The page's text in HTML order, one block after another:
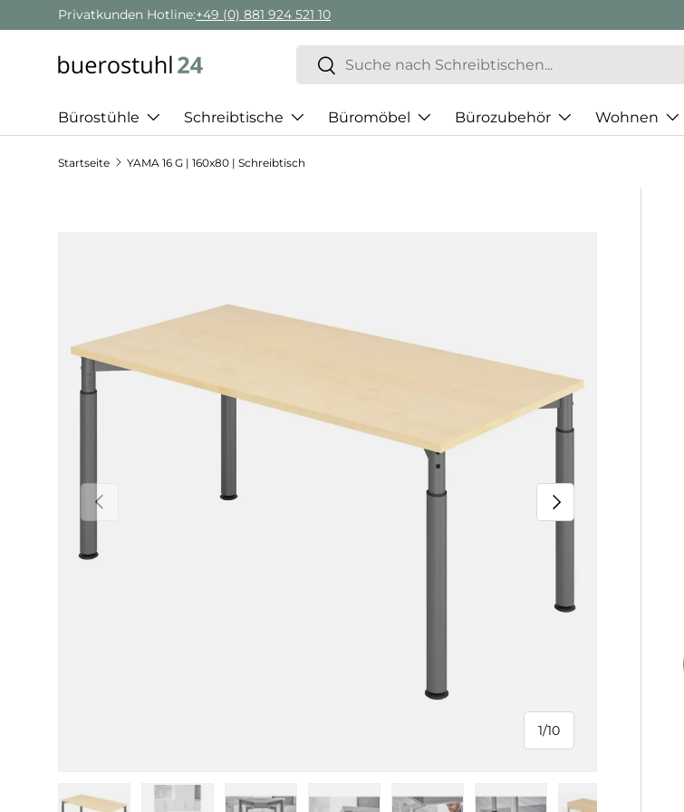
Direkt zum Inhalt
Geschäftskunden Beratung: + 49 (0) 881 924 521 22
Suchen
Suchen
Bürostühle Schreibtische Büromöbel Bürozubehör Wohnen
Startseite YAMA 16 G | 160x80 | Schreibtisch
Vorherige
1/
von
10
Nächste